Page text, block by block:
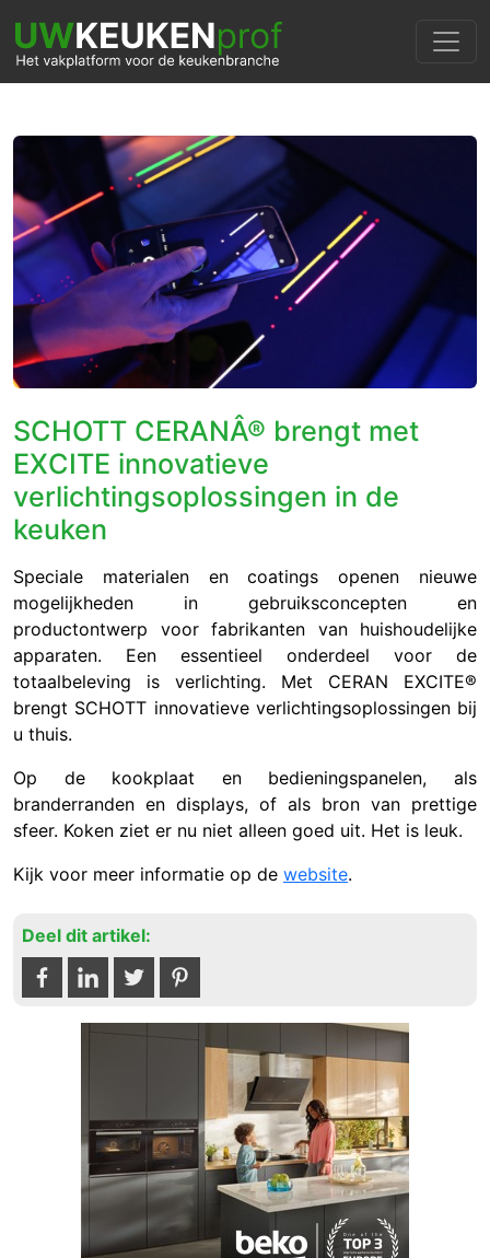
SCHOTT CERANÂ® brengt met
EXCITE innovatieve
verlichtingsoplossingen in de
keuken
Speciale materialen en coatings openen nieuwe
mogelijkheden in gebruiksconcepten en
productontwerp voor fabrikanten van huishoudelijke
apparaten. Een essentieel onderdeel voor de
totaalbeleving is verlichting. Met CERAN EXCITE®
brengt SCHOTT innovatieve verlichtingsoplossingen bij
u thuis.
Op de kookplaat en bedieningspanelen, als
branderranden en displays, of als bron van prettige
sfeer. Koken ziet er nu niet alleen goed uit. Het is leuk.
Kijk voor meer informatie op de website.
Deel dit artikel: